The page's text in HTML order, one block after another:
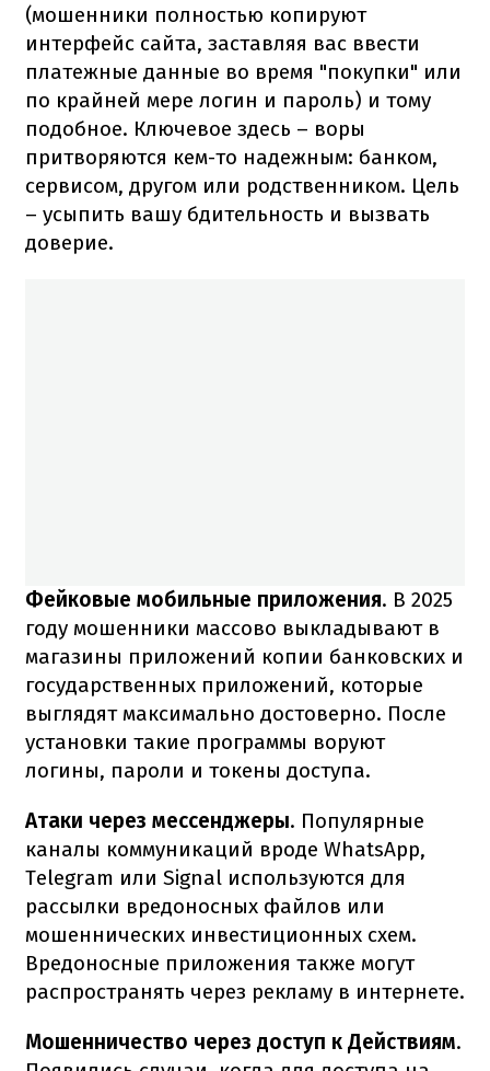
(мошенники полностью копируют
интерфейс сайта, заставляя вас ввести
платежные данные во время "покупки" или
по крайней мере логин и пароль) и тому
подобное. Ключевое здесь – воры
притворяются кем-то надежным: банком,
сервисом, другом или родственником. Цель
– усыпить вашу бдительность и вызвать
доверие.
Фейковые мобильные приложения. В 2025
году мошенники массово выкладывают в
магазины приложений копии банковских и
государственных приложений, которые
выглядят максимально достоверно. После
установки такие программы воруют
логины, пароли и токены доступа.
Атаки через мессенджеры. Популярные
каналы коммуникаций вроде WhatsApp,
Telegram или Signal используются для
рассылки вредоносных файлов или
мошеннических инвестиционных схем.
Вредоносные приложения также могут
распространять через рекламу в интернете.
Мошенничество через доступ к Действиям.